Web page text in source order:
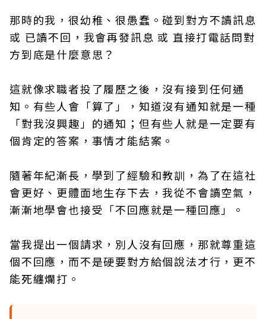
那時的我，很幼稚、很愚蠢。碰到對方不讀訊息
或 已讀不回，我會再發訊息 或 直接打電話問對
方到底是什麼意思？
這就像求職者投了履歷之後，沒有接到任何通
知。有些人會「算了」，知道沒有通知就是一種
「對我沒興趣」的通知；但有些人就是一定要有
個肯定的答案，事情才能結案。
隨著年紀漸長，學到了經驗和教訓，為了在這社
會更好、更體面地生存下去，我從不會讀空氣，
漸漸地學會也接受「不回應就是一種回應」。
當我提出一個請求，別人沒有回應，那就尊重這
個不回應，而不是硬要對方給個說法才行，更不
能死纏爛打。